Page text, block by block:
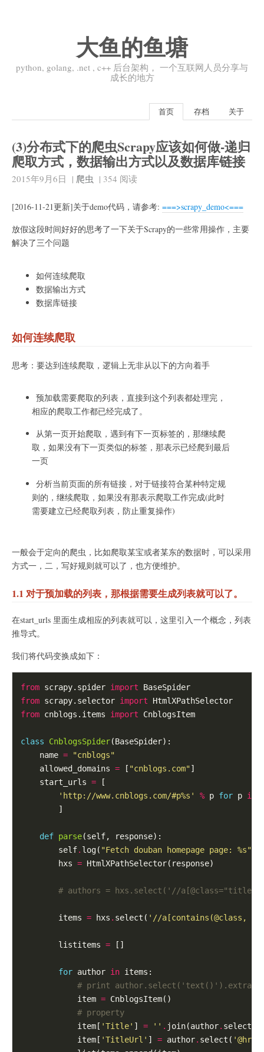
大鱼的鱼塘
python, golang, .net , c++ 后台架构， 一个互联网人员分享与
成长的地方
首页 存档 关于
(3)分布式下的爬虫Scrapy应该如何做-递归
爬取方式，数据输出方式以及数据库链接
2015年9月6日 | 爬虫 | 354 阅读
[2016-11-21更新]关于demo代码，请参考: ===>scrapy_demo<===
放假这段时间好好的思考了一下关于Scrapy的一些常用操作，主要
解决了三个问题
如何连续爬取
数据输出方式
数据库链接
如何连续爬取
思考：要达到连续爬取，逻辑上无非从以下的方向着手
预加载需要爬取的列表，直接到这个列表都处理完，
相应的爬取工作都已经完成了。
从第一页开始爬取，遇到有下一页标签的，那继续爬
取，如果没有下一页类似的标签，那表示已经爬到最后
一页
分析当前页面的所有链接，对于链接符合某种特定规
则的，继续爬取，如果没有那表示爬取工作完成(此时
需要建立已经爬取列表，防止重复操作)
一般会于定向的爬虫，比如爬取某宝或者某东的数据时，可以采用
方式一，二，写好规则就可以了，也方便维护。
1.1 对于预加载的列表，那根据需要生成列表就可以了。
在start_urls 里面生成相应的列表就可以，这里引入一个概念，列表
推导式。
我们将代码变换成如下：
from scrapy.spider import
from scrapy.selector import
from cnblogs.items import CnblogsItem
class CnblogsSpider(BaseSpider):
    name
=
"cnblogs"
    allowed_domains
= [ "cnblogs.com"]
    start_urls
= [
'http://www.cnblogs.com/#p%s ' % p for p in
        ]
def parse(self, response):
        self
. log( "Fetch douban homepage page: %s"
        hxs
= HtmlXPathSelector(response)
# authors = hxs.select('//
        items
= hxs . select( '//a[contains(@class,
        listitems
= []
for author in items:
# print
            item
= CnblogsItem()
# property
            item[
'Title' ] = '' . join(author. select(
            item[
'TitleUrl' ] = author. select(